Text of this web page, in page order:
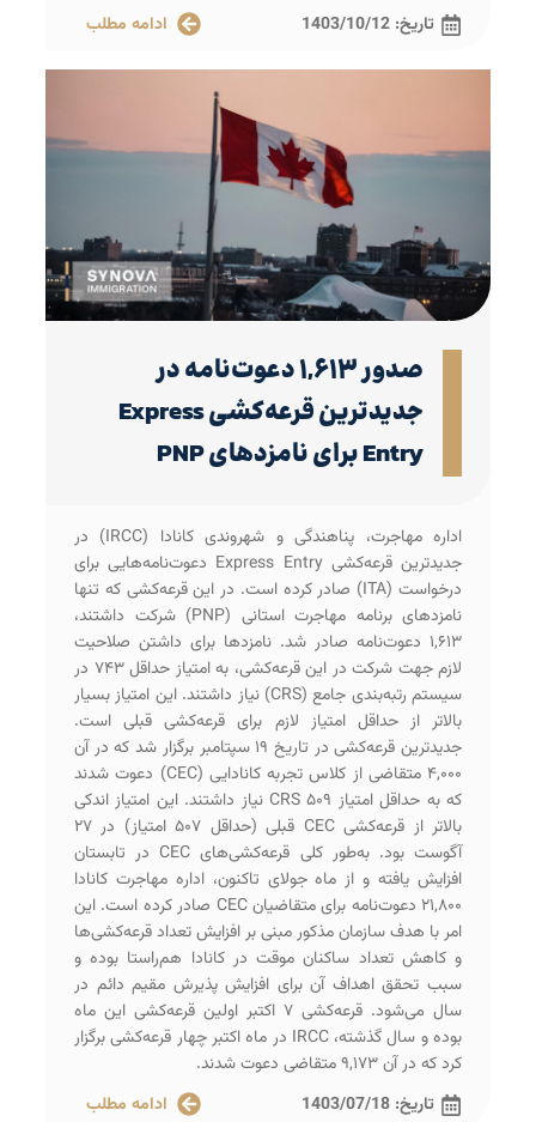
تاریخ: 1403/10/12 ادامه مطلب
صدور ۱,۶۱۳ دعوت‌نامه در
جدیدترین قرعه‌کشی Express
Entry برای نامزدهای PNP
اداره مهاجرت، پناهندگی و شهروندی کانادا (IRCC) در
جدیدترین قرعه‌کشی Express Entry دعوت‌نامه‌هایی برای
درخواست (ITA) صادر کرده است. در این قرعه‌کشی که تنها
نامزدهای برنامه مهاجرت استانی (PNP) شرکت داشتند،
۱,۶۱۳ دعوت‌نامه صادر شد. نامزدها برای داشتن صلاحیت
لازم جهت شرکت در این قرعه‌کشی، به امتیاز حداقل ۷۴۳ در
سیستم رتبه‌بندی جامع (CRS) نیاز داشتند. این امتیاز بسیار
بالاتر از حداقل امتیاز لازم برای قرعه‌کشی قبلی است.
جدیدترین قرعه‌کشی در تاریخ ۱۹ سپتامبر برگزار شد که در آن
۴,۰۰۰ متقاضی از کلاس تجربه کانادایی (CEC) دعوت شدند
که به حداقل امتیاز ۵۰۹ CRS نیاز داشتند. این امتیاز اندکی
بالاتر از قرعه‌کشی CEC قبلی (حداقل ۵۰۷ امتیاز) در ۲۷
آگوست بود. به‌طور کلی قرعه‌کشی‌های CEC در تابستان
افزایش یافته و از ماه جولای تاکنون، اداره مهاجرت کانادا
۲۱,۸۰۰ دعوت‌نامه برای متقاضیان CEC صادر کرده است. این
امر با هدف سازمان مذکور مبنی بر افزایش تعداد قرعه‌کشی‌ها
و کاهش تعداد ساکنان موقت در کانادا هم‌راستا بوده و
سبب تحقق اهداف آن برای افزایش پذیرش مقیم دائم در
سال می‌شود. قرعه‌کشی ۷‌ اکتبر اولین قرعه‌کشی این ماه
بوده و سال گذشته، IRCC در ماه اکتبر چهار قرعه‌کشی برگزار
کرد که در آن ۹,۱۷۳ متقاضی دعوت شدند.
تاریخ: 1403/07/18 ادامه مطلب